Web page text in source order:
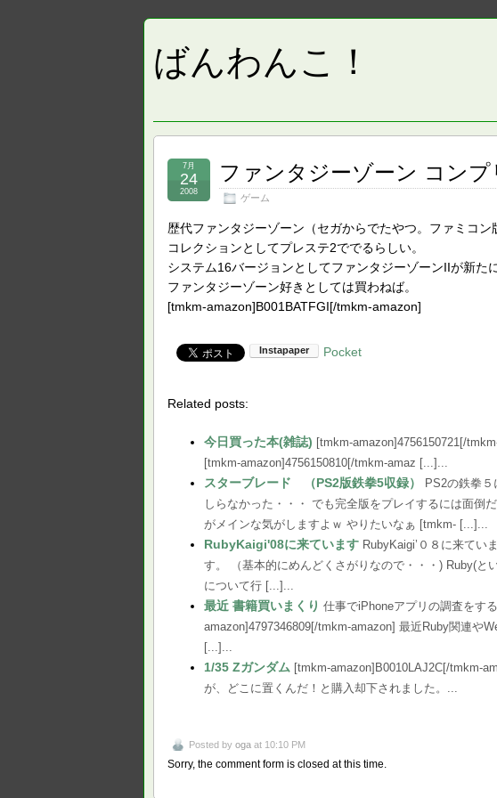
ばんわんこ！
ファンタジーゾーン コン
ゲーム
7月
24
2008
歴代ファンタジーゾーン（セガからでたやつ。ファミコ
コレクションとしてプレステ2ででるらしい。
システム16バージョンとしてファンタジーゾーンIIが新た
ファンタジーゾーン好きとしては買わねば。
[tmkm-amazon]B001BATFGI[/tmkm-amazon]
Pocket
Related posts:
今日買った本(雑誌) [tmkm-amazon]4756150721[/
[tmkm-amazon]4756150810[/tmkm-amaz [...]...
スターブレード （PS2版鉄拳5収録）
PS2の鉄拳
しらなかった・・・ でも完全版をプレイするには面倒
がメインな気がしますよｗ やりたいなぁ [tmkm- [...]...
RubyKaigi'08に来ています RubyKaigi’０８に来てい
す。 （基本的にめんどくさがりなので・・・) Ruby(と
について行 [...]...
最近 書籍買いまくり 仕事でiPhoneアプリの調査をす
amazon]4797346809[/tmkm-amazon] 最近Ruby関連や
[...]...
1/35 Zガンダム [tmkm-amazon]B0010LAJ2C[/tmkm-
が、どこに置くんだ！と購入却下されました。...
Posted by oga at 10:10 PM
Sorry, the comment form is closed at this time.